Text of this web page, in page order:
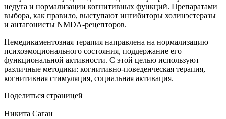
недуга и нормализации когнитивных функций. Препаратами
выбора, как правило, выступают ингибиторы холинэстеразы
и антагонисты NMDA-рецепторов.
Немедикаментозная терапия направлена на нормализацию
психоэмоционального состояния, поддержание его
функциональной активности. С этой целью используют
различные методики: когнитивно-поведенческая терапия,
когнитивная стимуляция, социальная активация.
Поделиться страницей
Никита Саган